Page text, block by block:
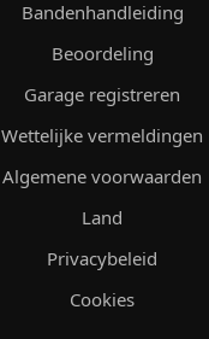
Bandenhandleiding
Beoordeling
Garage registreren
Wettelijke vermeldingen
Algemene voorwaarden
Land
Privacybeleid
Cookies